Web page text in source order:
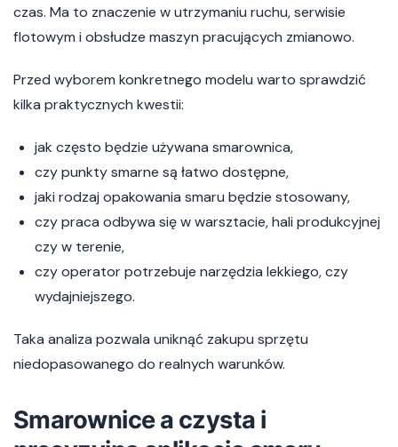
czas. Ma to znaczenie w utrzymaniu ruchu, serwisie
flotowym i obsłudze maszyn pracujących zmianowo.
Przed wyborem konkretnego modelu warto sprawdzić
kilka praktycznych kwestii:
jak często będzie używana smarownica,
czy punkty smarne są łatwo dostępne,
jaki rodzaj opakowania smaru będzie stosowany,
czy praca odbywa się w warsztacie, hali produkcyjnej
czy w terenie,
czy operator potrzebuje narzędzia lekkiego, czy
wydajniejszego.
Taka analiza pozwala uniknąć zakupu sprzętu
niedopasowanego do realnych warunków.
Smarownice a czysta i